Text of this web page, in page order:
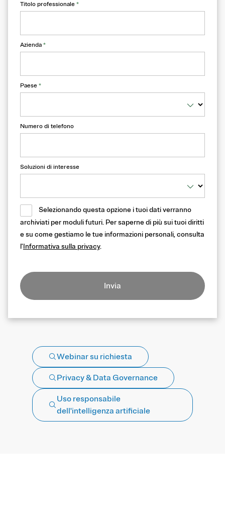
Titolo professionale *
Azienda *
Paese *
Numero di telefono
Soluzioni di interesse
Selezionando questa opzione i tuoi dati verranno
archiviati per moduli futuri. Per saperne di più sui tuoi diritti
e su come gestiamo le tue informazioni personali, consulta
l'Informativa sulla privacy.
Invia
Webinar su richiesta
Privacy & Data Governance
Uso responsabile
dell'intelligenza artificiale